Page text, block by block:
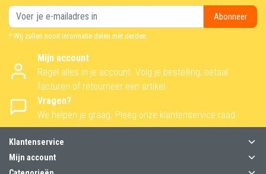
Abonneer
* Wij zullen nooit informatie delen met derden.
Mijn account
Regel alles in je account. Volg je bestelling, betaal
facturen of retourneer een artikel.
Vragen?
We helpen je graag. Pleeg onze klantenservice raad
Klantenservice
Mijn account